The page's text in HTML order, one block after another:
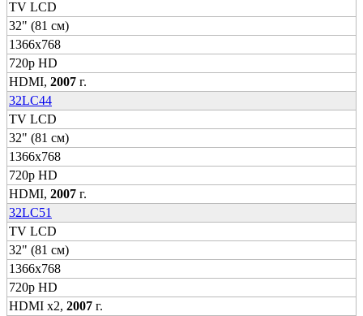
TV LCD
32" (81 см)
1366x768
720p HD
HDMI, 2007 г.
32LC44
TV LCD
32" (81 см)
1366x768
720p HD
HDMI, 2007 г.
32LC51
TV LCD
32" (81 см)
1366x768
720p HD
HDMI x2, 2007 г.